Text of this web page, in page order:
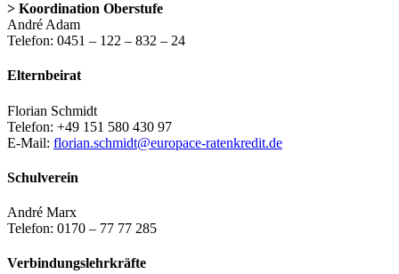
> Koordination Oberstufe
André Adam
Telefon: 0451 – 122 – 832 – 24
Elternbeirat
Florian Schmidt
Telefon: +49 151 580 430 97
E-Mail: florian.schmidt@europace-ratenkredit.de
Schulverein
André Marx
Telefon: 0170 – 77 77 285
Verbindungslehrkräfte